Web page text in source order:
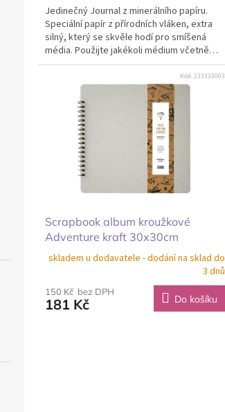
Jedinečný Journal z minerálního papíru.
Speciální papír z přírodních vláken, extra
silný, který se skvěle hodí pro smíšená
média. Použijte jakékoli médium včetně
akrylových barev, sprejů, razítek, past a
Scrapbook album kroužkové
Adventure kraft 30x30cm
skladem u dodavatele - dodání na sklad do
3 dnů
150 Kč bez DPH
181 Kč Do košíku
Kód:233333003